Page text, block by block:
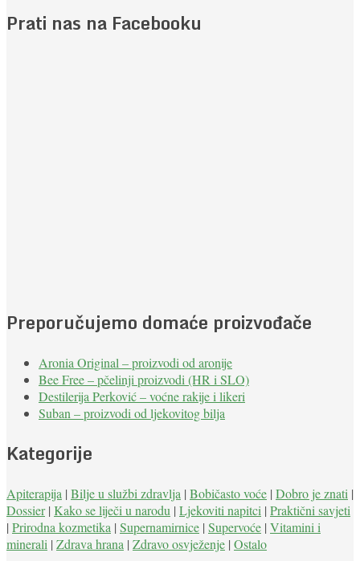
Prati nas na Facebooku
Preporučujemo domaće proizvođače
Aronia Original – proizvodi od aronije
Bee Free – pčelinji proizvodi (HR i SLO)
Destilerija Perković – voćne rakije i likeri
Suban – proizvodi od ljekovitog bilja
Kategorije
Apiterapija | Bilje u službi zdravlja | Bobičasto voće | Dobro je znati |
Dossier| Kako se liječi u narodu | Ljekoviti napitci | Praktični savjeti
| Prirodna kozmetika | Supernamirnice | Supervoće | Vitamini i
minerali | Zdrava hrana | Zdravo osvježenje | Ostalo